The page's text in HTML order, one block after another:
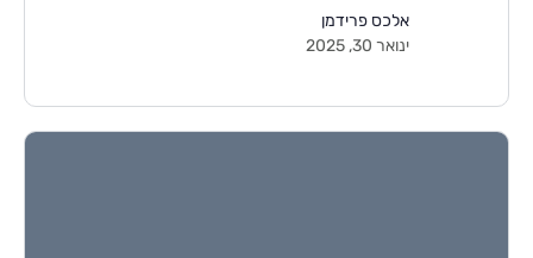
אלכס פרידמן
ינואר 30, 2025